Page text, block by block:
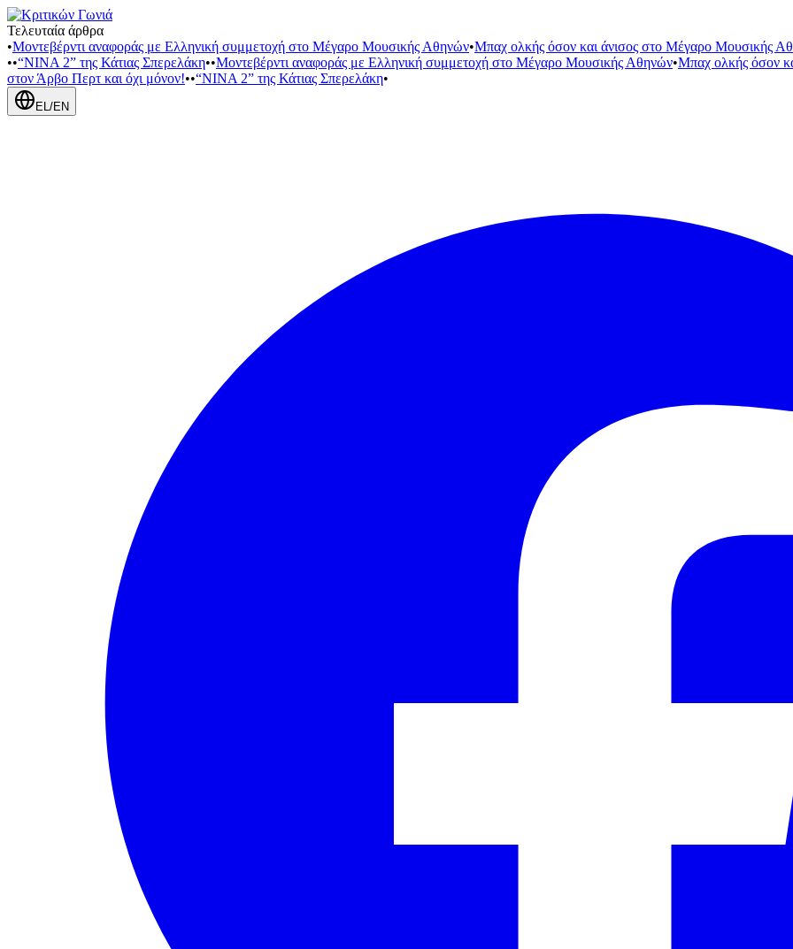
Τελευταία άρθρα
•Μοντεβέρντι αναφοράς με Ελληνική συμμετοχή στο Μέγαρο Μουσικής Αθηνών•Μπαχ ολκής όσον και άνισος στο Μέγαρο Μουσικής
••“NINA 2” της Κάτιας Σπερελάκη••Μοντεβέρντι αναφοράς με Ελληνική συμμετοχή στο Μέγαρο Μουσικής Αθηνών•Μπαχ ολκής όσον
στον Άρβο Περτ και όχι μόνον!••“NINA 2” της Κάτιας Σπερελάκη•
EL/EN